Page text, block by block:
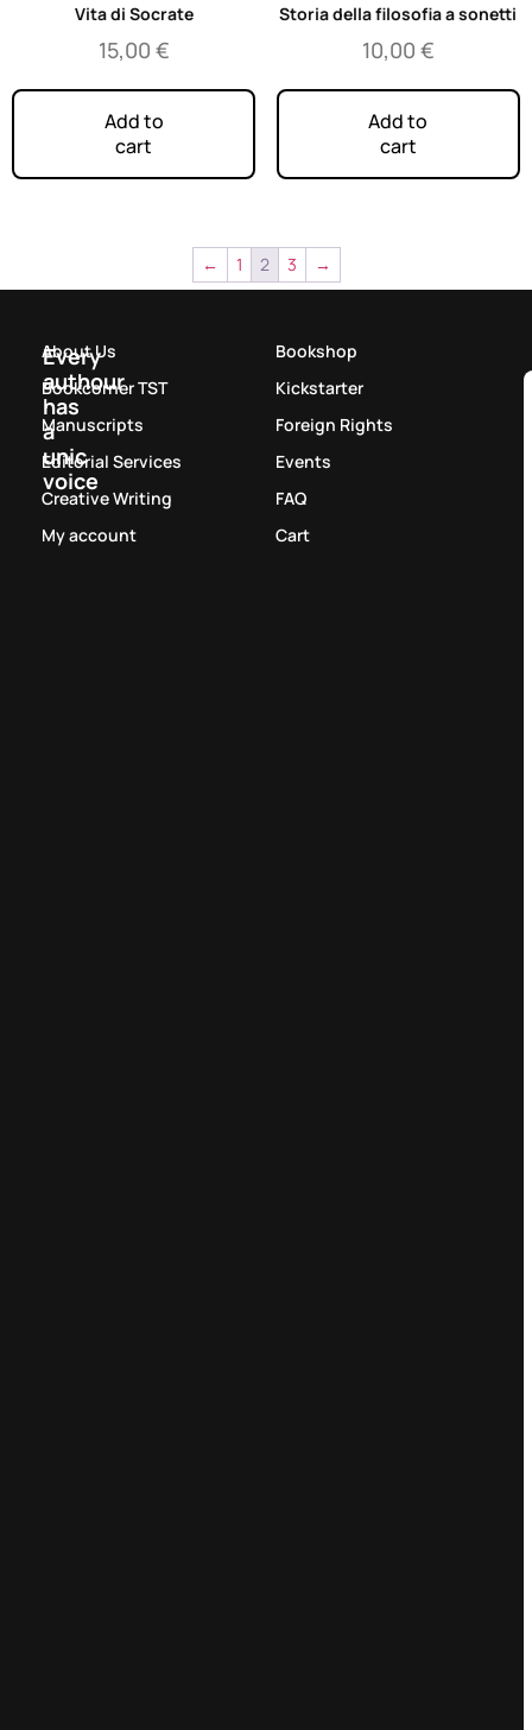
Vita di Socrate
15,00 €
Add to
cart
Storia della filosofia a sonetti
10,00 €
Add to
cart
← 1 2 3 →
Every
authour
has
a
unic
voice
About Us
Bookcorner TST
Manuscripts
Editorial Services
Creative Writing
My account
Bookshop
Kickstarter
Foreign Rights
Events
FAQ
Cart